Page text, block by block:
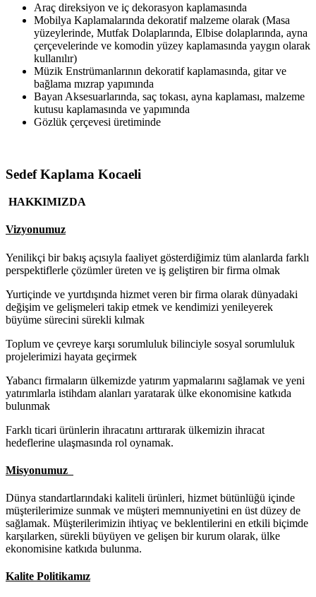
Araç direksiyon ve iç dekorasyon kaplamasında
Mobilya Kaplamalarında dekoratif malzeme olarak (Masa
yüzeylerinde, Mutfak Dolaplarında, Elbise dolaplarında, ayna
çerçevelerinde ve komodin yüzey kaplamasında yaygın olarak
kullanılır)
Müzik Enstrümanlarının dekoratif kaplamasında, gitar ve
bağlama mızrap yapımında
Bayan Aksesuarlarında, saç tokası, ayna kaplaması, malzeme
kutusu kaplamasında ve yapımında
Gözlük çerçevesi üretiminde
Sedef Kaplama Kocaeli
HAKKIMIZDA
Vizyonumuz
Yenilikçi bir bakış açısıyla faaliyet gösterdiğimiz tüm alanlarda farklı
perspektiflerle çözümler üreten ve iş geliştiren bir firma olmak
Yurtiçinde ve yurtdışında hizmet veren bir firma olarak dünyadaki
değişim ve gelişmeleri takip etmek ve kendimizi yenileyerek
büyüme sürecini sürekli kılmak
Toplum ve çevreye karşı sorumluluk bilinciyle sosyal sorumluluk
projelerimizi hayata geçirmek
Yabancı firmaların ülkemizde yatırım yapmalarını sağlamak ve yeni
yatırımlarla istihdam alanları yaratarak ülke ekonomisine katkıda
bulunmak
Farklı ticari ürünlerin ihracatını arttırarak ülkemizin ihracat
hedeflerine ulaşmasında rol oynamak.
Misyonumuz
Dünya standartlarındaki kaliteli ürünleri, hizmet bütünlüğü içinde
müşterilerimize sunmak ve müşteri memnuniyetini en üst düzey de
sağlamak. Müşterilerimizin ihtiyaç ve beklentilerini en etkili biçimde
karşılarken, sürekli büyüyen ve gelişen bir kurum olarak, ülke
ekonomisine katkıda bulunma.
Kalite Politikamız